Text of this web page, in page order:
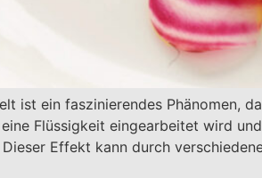
ist ein faszinierendes Phänomen,
Flüssigkeit eingearbeitet wird
Effekt kann durch